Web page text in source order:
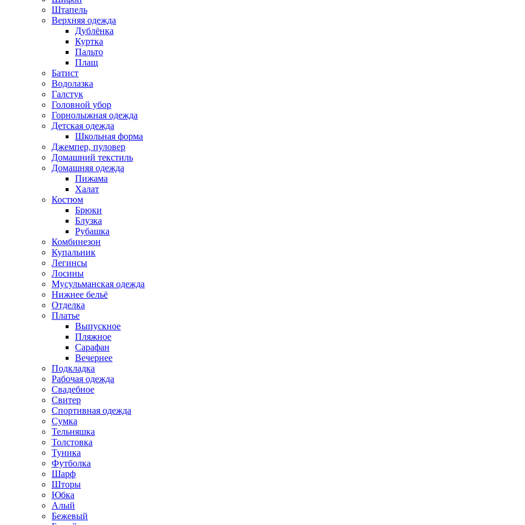
Штапель
Верхняя одежда
Дублёнка
Куртка
Пальто
Плащ
Батист
Водолазка
Галстук
Головной убор
Горнолыжная одежда
Детская одежда
Школьная форма
Джемпер, пуловер
Домашний текстиль
Домашняя одежда
Пижама
Халат
Костюм
Брюки
Блузка
Рубашка
Комбинезон
Купальник
Легинсы
Лосины
Мусульманская одежда
Нижнее бельё
Отделка
Платье
Выпускное
Пляжное
Сарафан
Вечернее
Подкладка
Рабочая одежда
Свадебное
Свитер
Спортивная одежда
Сумка
Тельняшка
Толстовка
Туника
Футболка
Шарф
Шторы
Юбка
Алый
Бежевый